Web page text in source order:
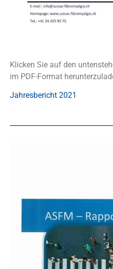
Klicken Sie auf den
im PDF-Format
Jahresbericht 2021